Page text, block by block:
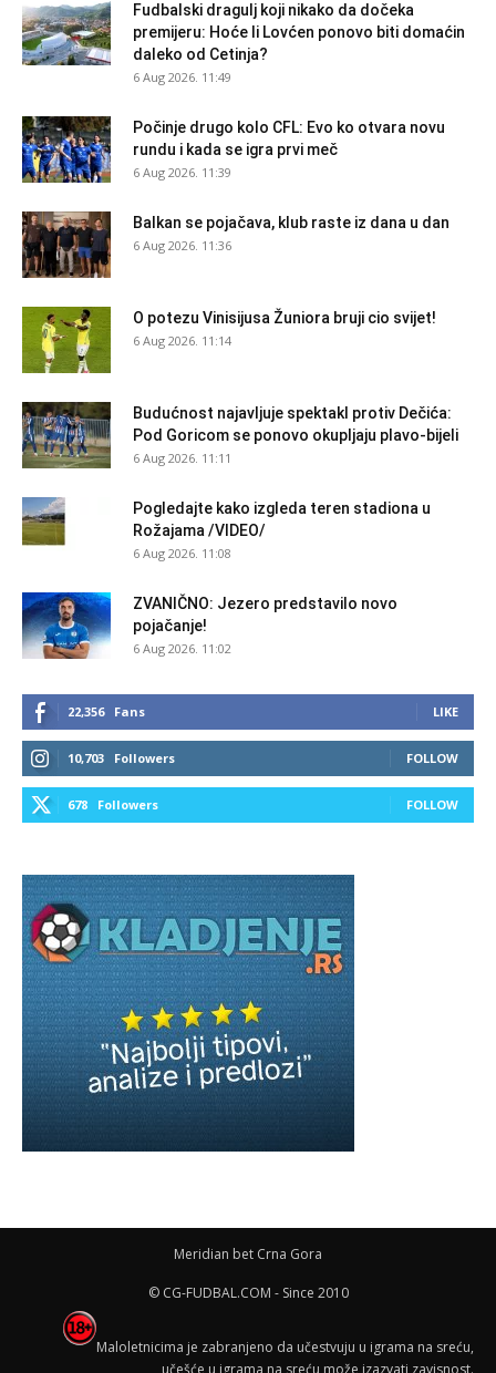
Fudbalski dragulj koji nikako da dočeka
premijeru: Hoće li Lovćen ponovo biti domaćin
daleko od Cetinja?
6 Aug 2026. 11:49
Počinje drugo kolo CFL: Evo ko otvara novu
rundu i kada se igra prvi meč
6 Aug 2026. 11:39
Balkan se pojačava, klub raste iz dana u dan
6 Aug 2026. 11:36
O potezu Vinisijusa Žuniora bruji cio svijet!
6 Aug 2026. 11:14
Budućnost najavljuje spektakl protiv Dečića:
Pod Goricom se ponovo okupljaju plavo-bijeli
6 Aug 2026. 11:11
Pogledajte kako izgleda teren stadiona u
Rožajama /VIDEO/
6 Aug 2026. 11:08
ZVANIČNO: Jezero predstavilo novo
pojačanje!
6 Aug 2026. 11:02
22,356 Fans LIKE
10,703 Followers FOLLOW
678 Followers FOLLOW
Meridian bet Crna Gora
© CG-FUDBAL.COM - Since 2010
Maloletnicima je zabranjeno da učestvuju u igrama na sreću,